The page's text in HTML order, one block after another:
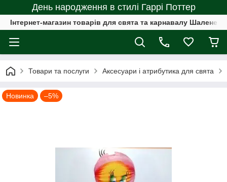
День народження в стилі Гаррі Поттер
Інтернет-магазин товарів для свята та карнавалу Шалене
Товари та послуги Аксесуари і атрибутика для свята
Новинка –5%